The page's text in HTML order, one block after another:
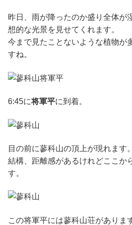
昨日、雨が降ったのか盛り全体が
想的な光景を見せてくれます。
今まで見たことないような植物が
すね。
6:45に将軍平に到着。
目の前に蓼科山の頂上が現れます。
結構、距離感があるけれどここか
す。
この将軍平には蓼科山荘がありま